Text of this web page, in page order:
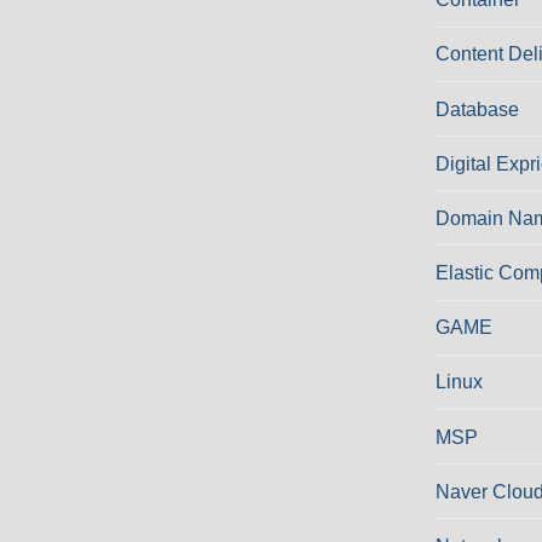
Content
Database
Digital
Domain
Elastic
GAME
Linux
MSP
Naver